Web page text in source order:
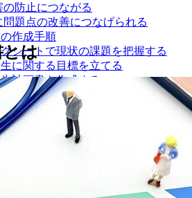
の防止につながる
問題点の改善につなげられる
作成手順
シートで現状の課題を把握する
に関する目標を立てる
計画書を作成する
テンプレート
記載例
作成した後の留意点
確実に周知する
直しを実施する
作成し安心安全な職場環境を作ろ
とは